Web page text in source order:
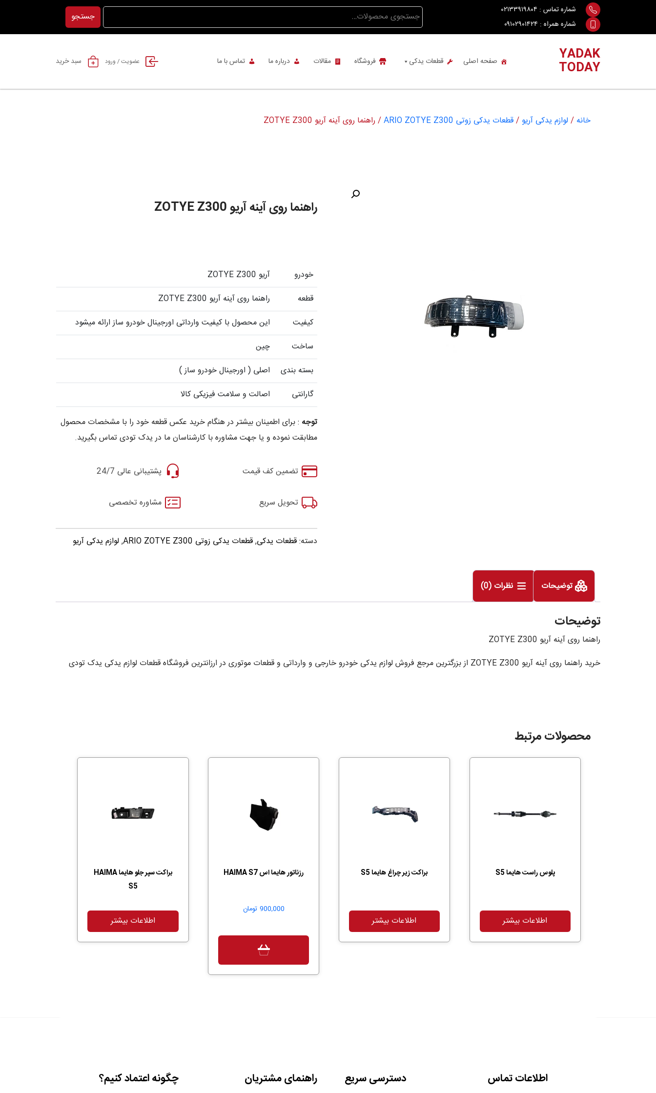
content
شماره تماس : ۰۲۱۳۳۹۱۹۸۰۴
شماره همراه : ۰۹۱۰۲۹۰۱۴۲۴
جستجو
برای:
جستجو
YADAK
TODAY صفحه اصلی قطعات یدکی فروشگاه مقالات درباره ما تماس با ما عضویت / ورود سبد خرید
خانه / لوازم یدکی آریو /قطعات یدکی زوتی ARIO ZOTYE Z300 / راهنما روی آینه آریو ZOTYE Z300
راهنما روی آینه آریو ZOTYE Z300
خودرو
آريو ZOTYE Z300
قطعه
راهنما روی آینه آریو ZOTYE Z300
کیفیت
این محصول با کیفیت وارداتی اورجینال خودرو ساز ارائه میشود
ساخت
چین
بسته بندی
اصلی ( اورجینال خودرو ساز )
گارانتی
اصالت و سلامت فیزیکی کالا
توجه : برای اطمینان بیشتر در هنگام خرید عکس قطعه خود را با مشخصات محصول
مطابقت نموده و یا جهت مشاوره با کارشناسان ما در یدک تودی تماس بگیرید.
تضمین کف قیمت پشتیبانی عالی 24/7
تحویل سریع مشاوره تخصصی
دسته:قطعات یدکی,قطعات یدکی زوتی ARIO ZOTYE Z300 ,لوازم یدکی آریو
توضیحات نظرات (0)
توضیحات
راهنما روی آینه آریو ZOTYE Z300
خرید راهنما روی آینه آریو ZOTYE Z300 از بزرگترین مرجع فروش لوازم یدکی خودرو خارجی و وارداتی و قطعات موتوری در ارزانترین فروشگاه قطعات لوازم یدکی یدک تودی
محصولات مرتبط
پلوس راست هایما S5
اطلاعات بیشتر
براکت زیر چراغ هایما S5
اطلاعات بیشتر
رزناتور هایما اس HAIMA S7
900,000 تومان
براکت سپر جلو هایما HAIMA
S5
اطلاعات بیشتر
اطلاعات تماس دسترسی سریع راهنمای مشتریان چگونه اعتماد کنیم؟